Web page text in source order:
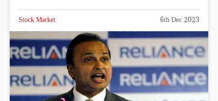
Stock Market 6th Dec 2023